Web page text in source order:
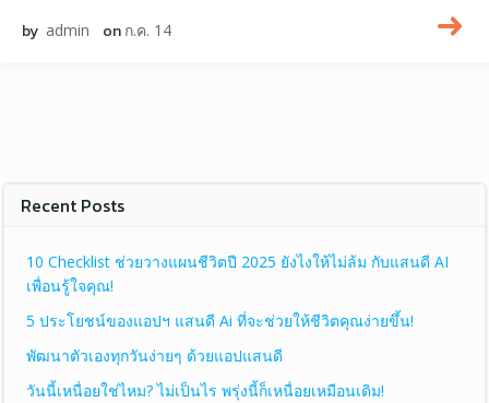
by admin on ก.ค. 14
Recent Posts
10 Checklist ช่วยวางแผนชีวิตปี 2025 ยังไงให้ไม่ล้ม กับแสนดี AI
เพื่อนรู้ใจคุณ!
5 ประโยชน์ของแอปฯ แสนดี Ai ที่จะช่วยให้ชีวิตคุณง่ายขึ้น!
พัฒนาตัวเองทุกวันง่ายๆ ด้วยแอปแสนดี
วันนี้เหนื่อยใช่ไหม? ไม่เป็นไร พรุ่งนี้ก็เหนื่อยเหมือนเดิม!